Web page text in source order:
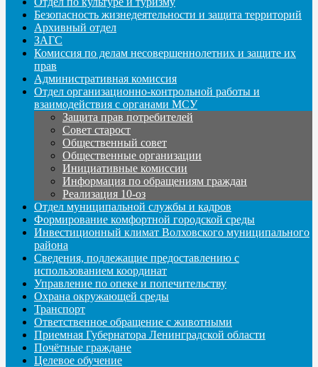
Безопасность жизнедеятельности и защита территорий
Архивный отдел
ЗАГС
Комиссия по делам несовершеннолетних и защите их
прав
Административная комиссия
Отдел организационно-контрольной работы и
взаимодействия с органами МСУ
Защита прав потребителей
Совет старост
Общественный совет
Общественные организации
Инициативные комиссии
Информация по обращениям граждан
Реализация 10-оз
Отдел муниципальной службы и кадров
Формирование комфортной городской среды
Инвестиционный климат Волховского муниципального
района
Сведения, подлежащие предоставлению с
использованием координат
Управление по опеке и попечительству
Охрана окружающей среды
Транспорт
Ответственное обращение с животными
Приемная Губернатора Ленинградской области
Почётные граждане
Целевое обучение